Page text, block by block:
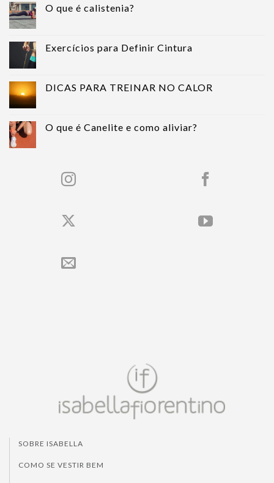
O que é calistenia?
Exercícios para Definir Cintura
DICAS PARA TREINAR NO CALOR
O que é Canelite e como aliviar?
SOBRE ISABELLA
COMO SE VESTIR BEM